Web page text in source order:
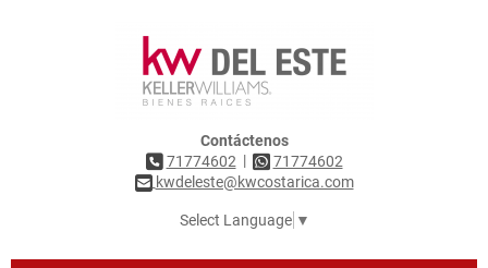
Contáctenos
71774602 |
71774602
kwdeleste@kwcostarica.com
Select Language ▼